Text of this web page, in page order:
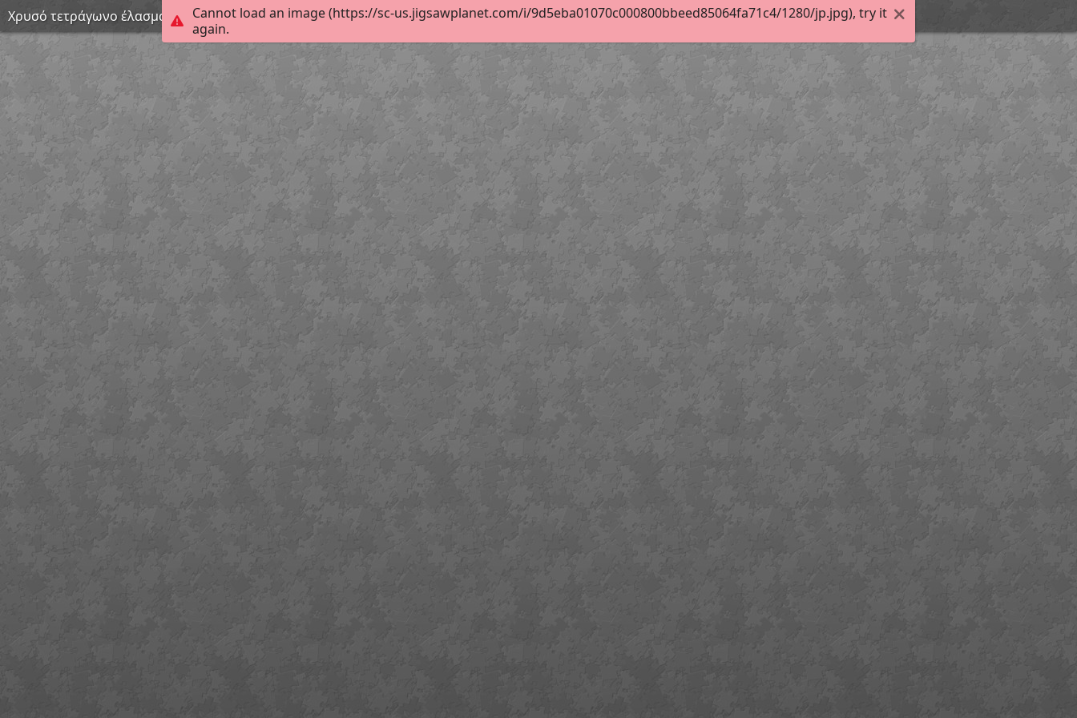
Cannot load an image (https://sc-us.jigsawplanet.com/i/9d5eba01070c000800bbeed85064fa71c4/1280/jp.jpg), try it
again.
Χρυσό τετράγωνο έλασμα με έκτυπη παράσταση γρύπα